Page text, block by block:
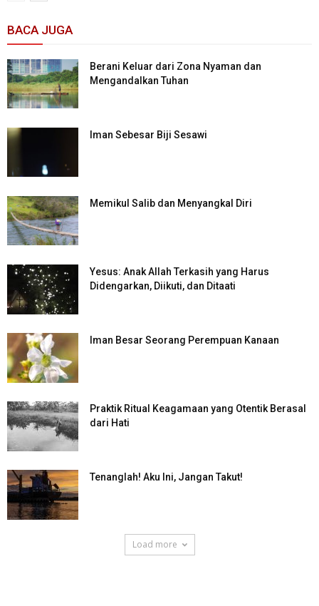
BACA JUGA
Berani Keluar dari Zona Nyaman dan
Mengandalkan Tuhan
Iman Sebesar Biji Sesawi
Memikul Salib dan Menyangkal Diri
Yesus: Anak Allah Terkasih yang Harus
Didengarkan, Diikuti, dan Ditaati
Iman Besar Seorang Perempuan Kanaan
Praktik Ritual Keagamaan yang Otentik Berasal
dari Hati
Tenanglah! Aku Ini, Jangan Takut!
Load more